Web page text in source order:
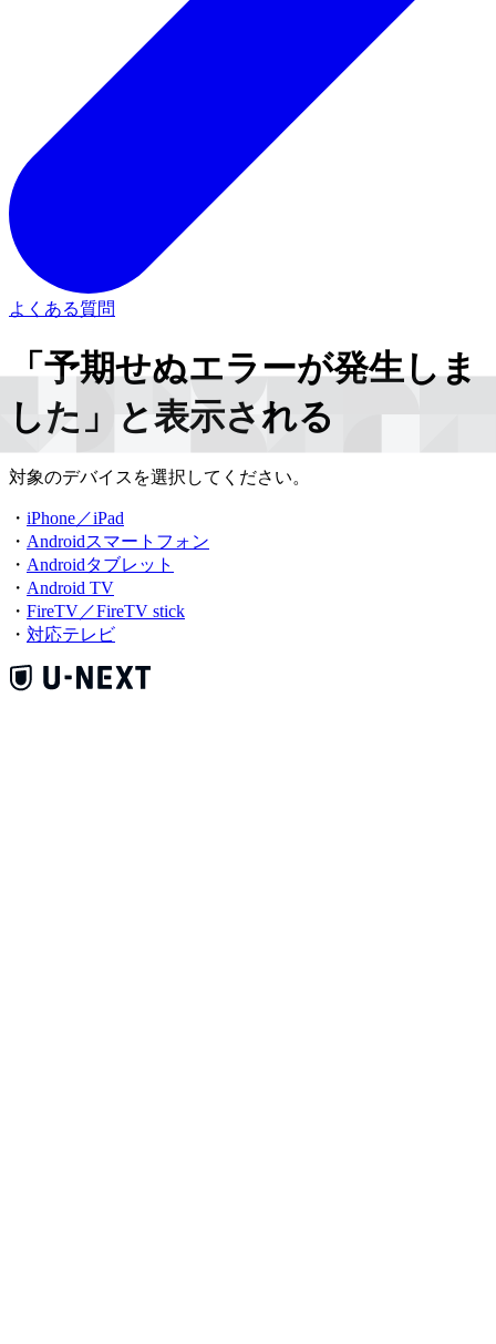
よくある質問
「予期せぬエラーが発生しま
した」と表示される
対象のデバイスを選択してください。
・ iPhone／iPad
・ Androidスマートフォン
・ Androidタブレット
・ Android TV
・ FireTV／FireTV stick
・ 対応テレビ